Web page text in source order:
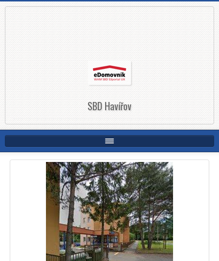
SBD Havířov
Domů
Kontakty
Přihlášení